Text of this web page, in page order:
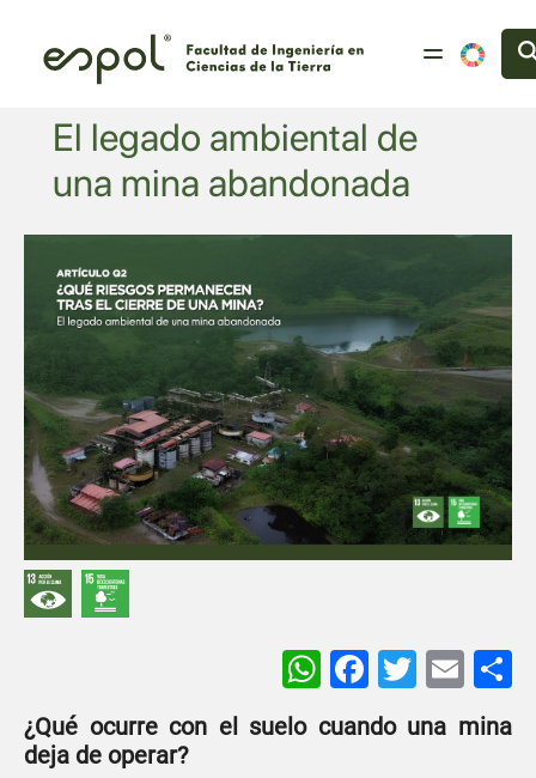
El legado ambiental de
una mina abandonada
WhatsApp
Facebook
Twitter
¿Qué ocurre con el suelo cuando una mina
deja de operar?